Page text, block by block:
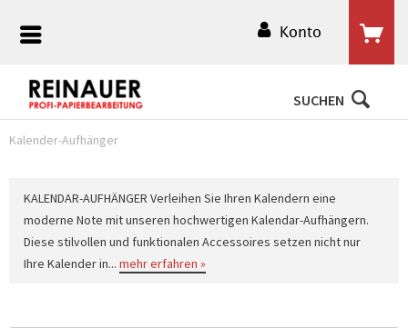
Konto
SUCHEN
Kalender-Aufhänger
KALENDAR-AUFHÄNGER Verleihen Sie Ihren Kalendern eine
moderne Note mit unseren hochwertigen Kalendar-Aufhängern.
Diese stilvollen und funktionalen Accessoires setzen nicht nur
Ihre Kalender in... mehr erfahren »